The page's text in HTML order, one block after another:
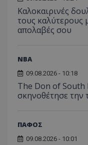
Καλοκαιρινές
τους καλύτερους
απολαβές σου
NBA
09.08.2026 - 10:18
The Don of South
σκηνοθέτησε την
ΠΑΦΟΣ
09.08.2026 - 10:01